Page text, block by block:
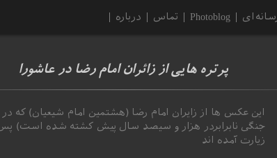
Photoblog تماس درباره
پرتره هایی از زائران امام رضا در عاشورا
این عکس ها از زایران امام رضا (هشتمین امام شیعیان) که
جنگی نابرابردر هزار و سیصد سال پیش کشته شده است) پس
زیارت آمده اند